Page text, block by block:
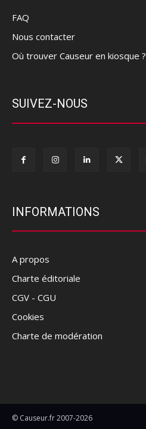
FAQ
Nous contacter
Où trouver Causeur en kiosque ?
SUIVEZ-NOUS
INFORMATIONS
A propos
Charte éditoriale
CGV - CGU
Cookies
Charte de modération
© Causeur.fr 2007-2026